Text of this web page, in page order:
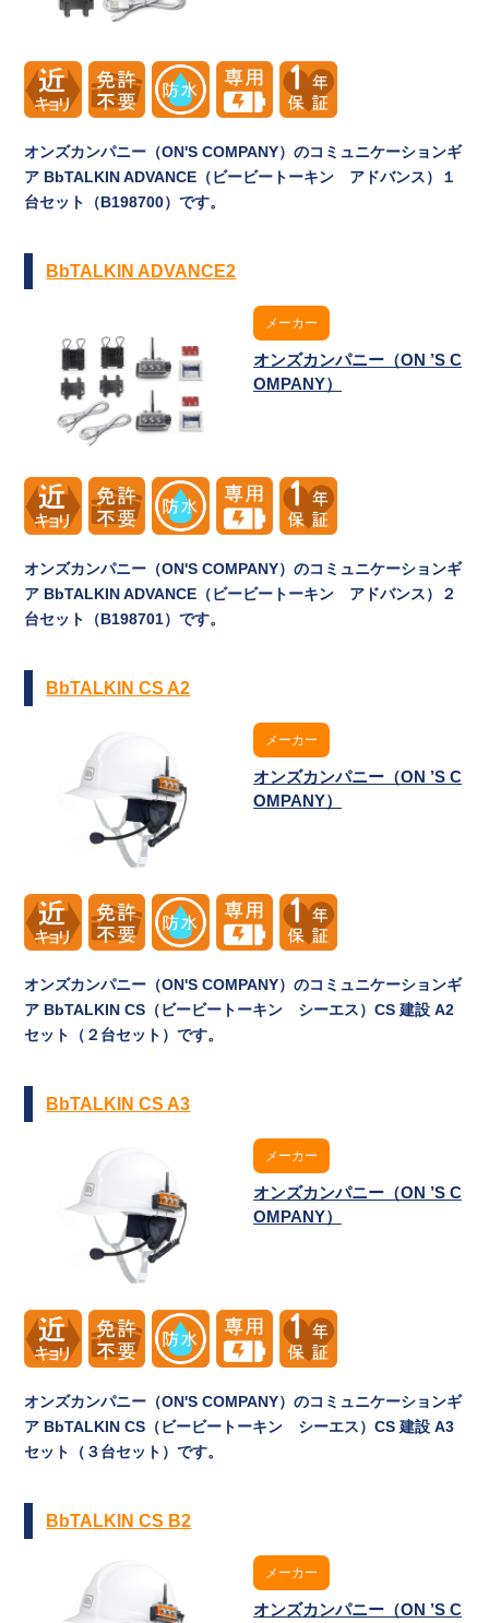
オンズカンパニー（ON'S COMPANY）のコミュニケーションギ
ア BbTALKIN ADVANCE（ビービートーキン アドバンス）１
台セット（B198700）です。
BbTALKIN ADVANCE2
メーカー
オンズカンパニー（ON ’S C
OMPANY）
オンズカンパニー（ON'S COMPANY）のコミュニケーションギ
ア BbTALKIN ADVANCE（ビービートーキン アドバンス）２
台セット（B198701）です。
BbTALKIN CS A2
メーカー
オンズカンパニー（ON ’S C
OMPANY）
オンズカンパニー（ON'S COMPANY）のコミュニケーションギ
ア BbTALKIN CS（ビービートーキン シーエス）CS 建設 A2
セット（２台セット）です。
BbTALKIN CS A3
メーカー
オンズカンパニー（ON ’S C
OMPANY）
オンズカンパニー（ON'S COMPANY）のコミュニケーションギ
ア BbTALKIN CS（ビービートーキン シーエス）CS 建設 A3
セット（３台セット）です。
BbTALKIN CS B2
メーカー
オンズカンパニー（ON ’S C